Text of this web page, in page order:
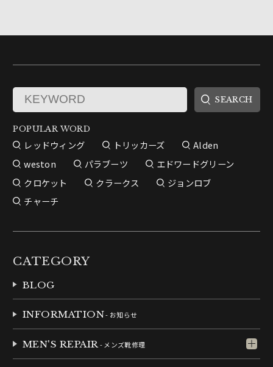
POPULAR WORD
レッドウィング トリッカーズ
Alden
weston
パラブーツ
エドワードグリーン
クロケット
クラークス
ジョンロブ
チャーチ
CATEGORY
BLOG
INFORMATION- お知らせ
MEN'S REPAIR- メンズ靴修理